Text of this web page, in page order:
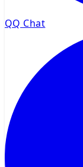
QQ Chat